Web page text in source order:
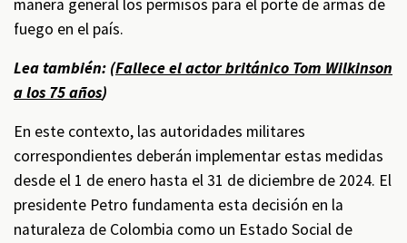
manera general los permisos para el porte de armas de
fuego en el país.
Lea también: (Fallece el actor británico Tom Wilkinson
a los 75 años)
En este contexto, las autoridades militares
correspondientes deberán implementar estas medidas
desde el 1 de enero hasta el 31 de diciembre de 2024. El
presidente Petro fundamenta esta decisión en la
naturaleza de Colombia como un Estado Social de